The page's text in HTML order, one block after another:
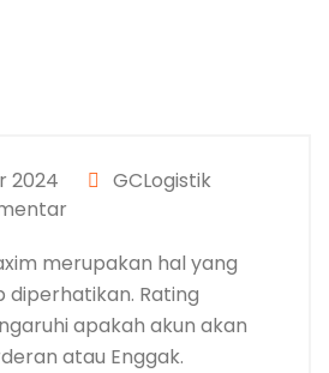
2024
GCLogistik
merupakan hal yang
diperhatikan. Rating
apakah akun akan
atau Enggak.